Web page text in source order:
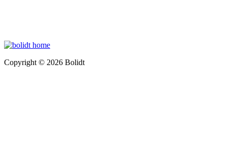
Copyright © 2026 Bolidt